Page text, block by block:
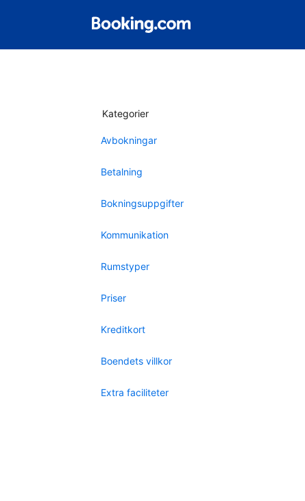
Kategorier
Avbokningar
Betalning
Bokningsuppgifter
Kommunikation
Rumstyper
Priser
Kreditkort
Boendets villkor
Extra faciliteter